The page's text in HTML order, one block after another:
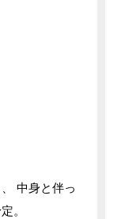
中身と伴っ
。